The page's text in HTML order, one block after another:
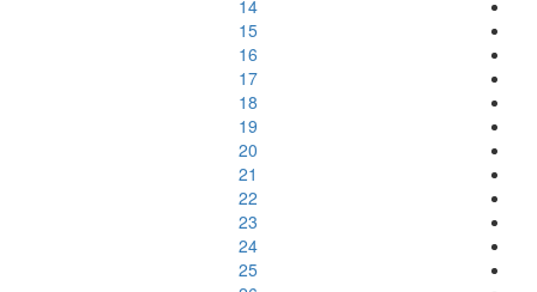
14
15
16
17
18
19
20
21
22
23
24
25